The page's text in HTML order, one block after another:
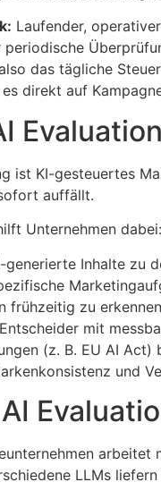
Laufender,
periodische
das tägliche
direkt auf
ist KI-gesteuertes
auffällt.
Unternehmen dabei:
Inhalte zu
frühzeitig zu
mit
(z. B. EU AI Act)
und
arbeitet
LLMs